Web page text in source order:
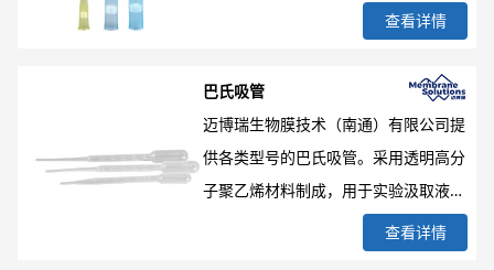
丙烯（PP）制成，吸头无弯曲，内外壁
光滑，超低吸附，可与现有市售的多种
移液枪配合使用，还可提供带滤芯的吸
原料，倾心打造。可与现有市售的多种
移液枪配合使用，还可提供带滤芯的吸
查看详情
巴氏吸管
迈博瑞生物膜技术（南通）有限公司提
供各类型号的巴氏吸管。采用透明高分
子聚乙烯材料制成，用于实验汲取液
体、转移或携带等操作。管体透明亮
白，管壁液体流动性理想，易控制，管
查看详情